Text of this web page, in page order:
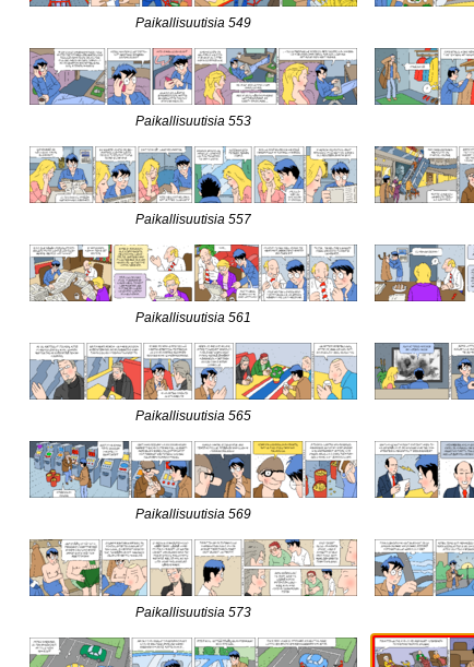
Paikallisuutisia 549
Paikallisuutisia 553
Paikallisuutisia 557
Paikallisuutisia 561
Paikallisuutisia 565
Paikallisuutisia 569
Paikallisuutisia 573